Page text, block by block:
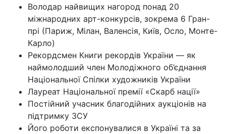
Володар найвищих нагород понад 20
міжнародних арт-конкурсів, зокрема 6 Гран-
прі (Париж, Мілан, Валенсія, Київ, Осло, Монте-
Карло)
Рекордсмен Книги рекордів України — як
наймолодший член Молодіжного об’єднання
Національної Спілки художників України
Лауреат Національної премії «Скарб нації»
Постійний учасник благодійних аукціонів на
підтримку ЗСУ
Його роботи експонувалися в Україні та за